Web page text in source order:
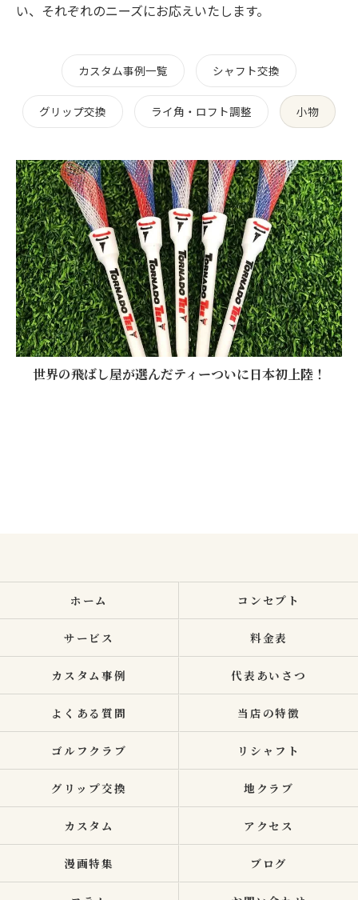
い、それぞれのニーズにお応えいたします。
カスタム事例一覧 シャフト交換
グリップ交換 ライ角・ロフト調整 小物
世界の飛ばし屋が選んだティーついに日本初上陸！
ホーム コンセプト
サービス 料金表
カスタム事例 代表あいさつ
よくある質問 当店の特徴
ゴルフクラブ リシャフト
グリップ交換 地クラブ
カスタム アクセス
漫画特集 ブログ